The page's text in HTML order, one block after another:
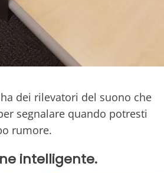
dei rilevatori del suono che
segnalare quando potresti
rumore.
intelligente.